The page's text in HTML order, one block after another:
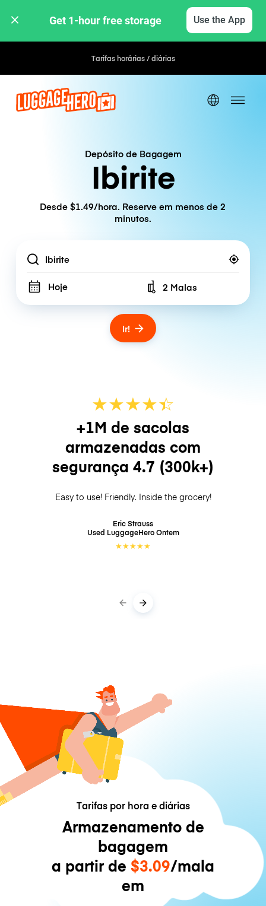
Get 1-hour free storage Use the App
Tarifas horárias / diárias
Depósito de Bagagem
Ibirite
Desde $1.49/hora. Reserve em menos de 2
minutos.
Location
Hoje Number of bags
2 Malas
Ir!
★★★★☆
★
+1M de sacolas
armazenadas com
segurança 4.7 (300k+)
Easy to use! Friendly. Inside the grocery!
Eric Strauss
Used LuggageHeroOntem
★★★★★
Tarifas por hora e diárias
Armazenamento de
bagagem
a partir de $3.09/mala
em